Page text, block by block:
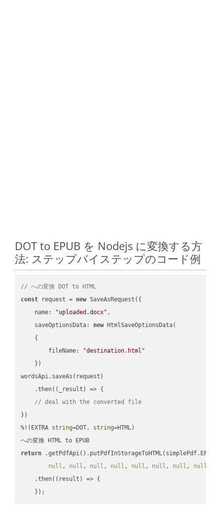
DOT to EPUB を Nodejs に変換する方
法: ステップバイステップのコード例
// への変換 DOT to HTML
const request = new SaveAsRequest({
name: "uploaded.docx" ,
saveOptionsData: new HtmlSaveOptionsData(
    {
fileName:
"destination.html"
    })
wordsApi.saveAs(request)
    .then(
( _result ) => {
// deal with the converted file
})
%!(EXTRA string=DOT, string=HTML)
return
null , null , null , null , null , null , null , null
    .then(
( result ) => {